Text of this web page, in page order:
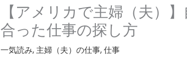
【アメリカで主婦（夫）
合った仕事の探し方
一気読み,主婦（夫）の仕事,仕事